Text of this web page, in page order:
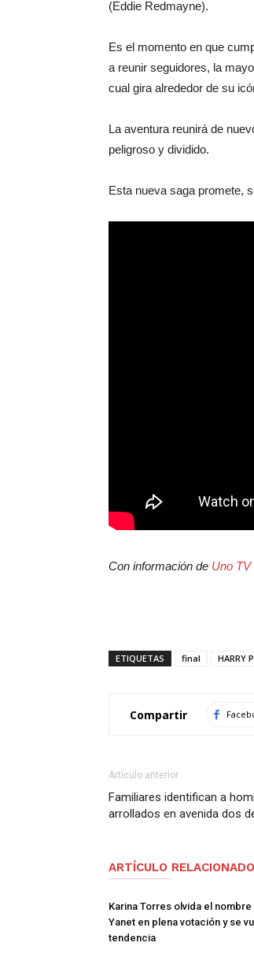
(Eddie Redmayne).
Es el momento en que
a reunir seguidores, la
cual gira alrededor de su
La aventura reunirá de
peligroso y dividido.
Esta nueva saga promete,
Con información de Uno TV
ETIQUETAS final HARRY
Compartir
Artículo anterior
Familiares identifican a
arrollados en avenida dos
ARTÍCULO
Karina Torres olvida el nombre
Yanet en plena votación y se
tendencia